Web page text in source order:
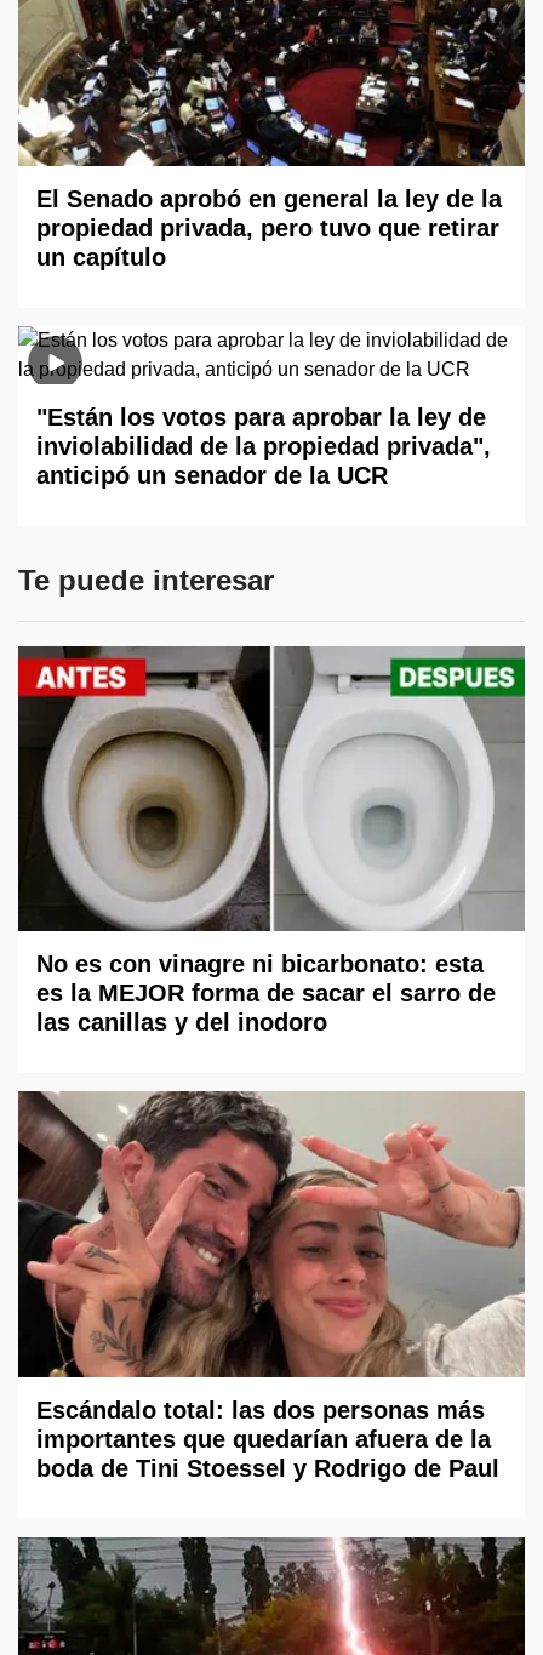
El Senado aprobó en general la ley de la
propiedad privada, pero tuvo que retirar
un capítulo
"Están los votos para aprobar la ley de
inviolabilidad de la propiedad privada",
anticipó un senador de la UCR
Te puede interesar
No es con vinagre ni bicarbonato: esta
es la MEJOR forma de sacar el sarro de
las canillas y del inodoro
Escándalo total: las dos personas más
importantes que quedarían afuera de la
boda de Tini Stoessel y Rodrigo de Paul